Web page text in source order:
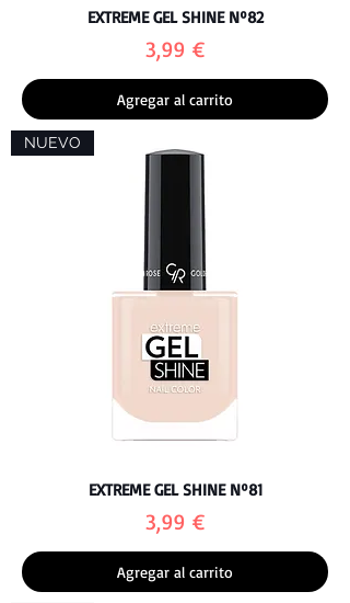
EXTREME GEL SHINE Nº82
Precio
3,99 €
Agregar al carrito
NUEVO
EXTREME GEL SHINE Nº81
Precio
3,99 €
Agregar al carrito